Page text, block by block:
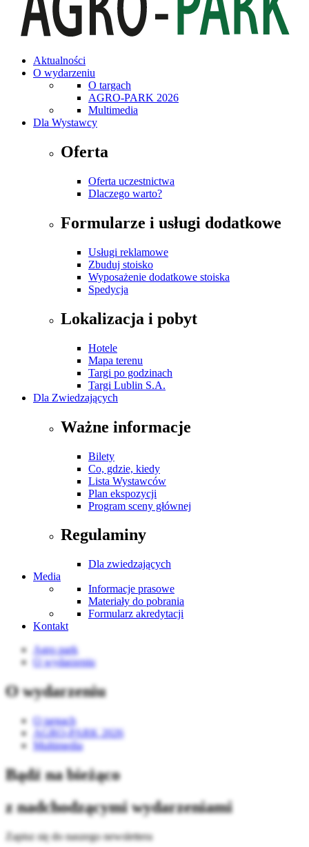
Aktualności
O wydarzeniu
O targach
AGRO-PARK 2026
Multimedia
Dla Wystawcy
Oferta
Oferta uczestnictwa
Dlaczego warto?
Formularze i usługi dodatkowe
Usługi reklamowe
Zbuduj stoisko
Wyposażenie dodatkowe stoiska
Spedycja
Lokalizacja i pobyt
Hotele
Mapa terenu
Targi po godzinach
Targi Lublin S.A.
Dla Zwiedzających
Ważne informacje
Bilety
Co, gdzie, kiedy
Lista Wystawców
Plan ekspozycji
Program sceny głównej
Regulaminy
Dla zwiedzających
Media
Informacje prasowe
Materiały do pobrania
Formularz akredytacji
Kontakt
Agro park
O wydarzeniu
O wydarzeniu
O targach
AGRO-PARK 2026
Multimedia
Bądź na bieżąco
z nadchodzącymi wydarzeniami
Zapisz się do naszego newslettera